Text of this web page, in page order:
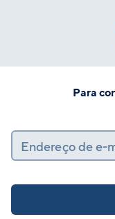
Para
Endereço de e-